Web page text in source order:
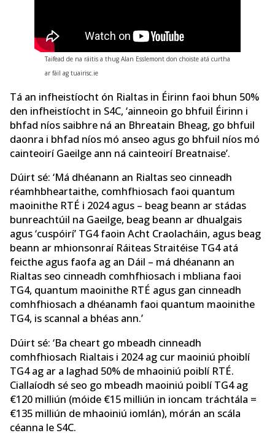
Taifead de na ráitis a thug Alan Esslemont don choiste atá curtha
ar fáil ag tuairisc.ie
Tá an infheistíocht ón Rialtas in Éirinn faoi bhun 50%
den infheistíocht in S4C, ‘ainneoin go bhfuil Éirinn i
bhfad níos saibhre ná an Bhreatain Bheag, go bhfuil
daonra i bhfad níos mó anseo agus go bhfuil níos mó
cainteoirí Gaeilge ann ná cainteoirí Breatnaise’.
Dúirt sé: ‘Má dhéanann an Rialtas seo cinneadh
réamhbheartaithe, comhfhiosach faoi quantum
maoinithe RTÉ i 2024 agus – beag beann ar stádas
bunreachtúil na Gaeilge, beag beann ar dhualgais
agus ‘cuspóirí’ TG4 faoin Acht Craolacháin, agus beag
beann ar mhionsonraí Ráiteas Straitéise TG4 atá
feicthe agus faofa ag an Dáil – má dhéanann an
Rialtas seo cinneadh comhfhiosach i mbliana faoi
TG4, quantum maoinithe RTÉ agus gan cinneadh
comhfhiosach a dhéanamh faoi quantum maoinithe
TG4, is scannal a bhéas ann.’
Dúirt sé: ‘Ba cheart go mbeadh cinneadh
comhfhiosach Rialtais i 2024 ag cur maoiniú phoiblí
TG4 ag ar a laghad 50% de mhaoiniú poiblí RTÉ.
Ciallaíodh sé seo go mbeadh maoiniú poiblí TG4 ag
€120 milliún (móide €15 milliún in ioncam tráchtála =
€135 milliún de mhaoiniú iomlán), mórán an scála
céanna le S4C.